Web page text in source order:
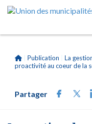
Publication
La
proactivité au coeur de la
Partager